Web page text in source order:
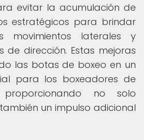
evitar la acumulación de
estratégicos para brindar
movimientos laterales y
de dirección. Estas mejoras
las botas de boxeo en un
para los boxeadores de
no solo
un impulso adicional